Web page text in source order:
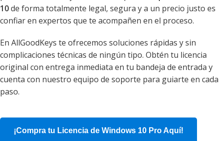
10de forma totalmente legal, segura y a un precio justo es
confiar en expertos que te acompañen en el proceso.
En AllGoodKeys te ofrecemos soluciones rápidas y sin
complicaciones técnicas de ningún tipo. Obtén tu licencia
original con entrega inmediata en tu bandeja de entrada y
cuenta con nuestro equipo de soporte para guiarte en cada
paso.
¡Compra tu Licencia de Windows 10 Pro Aquí!